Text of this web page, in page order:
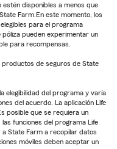
estén disponibles a menos que
Farm.En este momento, los
para el programa
póliza pueden experimentar un
para recompensas.
de seguros de State
elegibilidad del programa y varía
del acuerdo. La aplicación Life
posible que se requiera un
funciones del programa Life
State Farm a recopilar datos
móviles deben aceptar un